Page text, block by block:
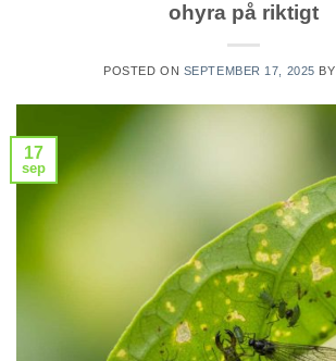
ohyra på riktigt
POSTED ON SEPTEMBER 17, 2025 BY
17
sep